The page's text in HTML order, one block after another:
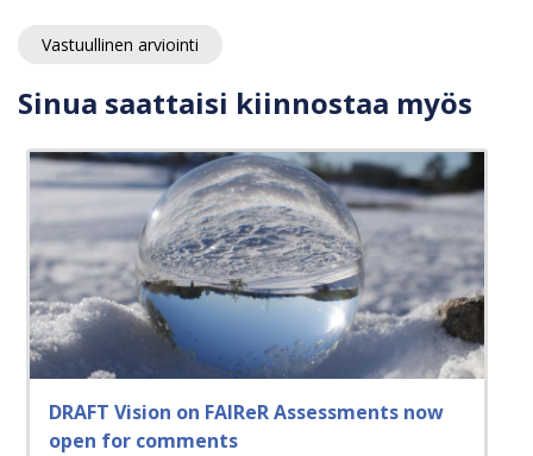
Vastuullinen arviointi
Sinua saattaisi kiinnostaa myös
DRAFT Vision on FAIReR Assessments now
open for comments